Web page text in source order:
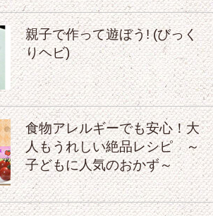
親子で作って遊ぼう! (びっく
りヘビ)
食物アレルギーでも安心！大
人もうれしい絶品レシピ ～
子どもに人気のおかず～